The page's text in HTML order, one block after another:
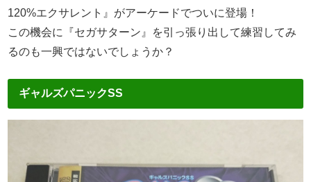
120%エクサレント』がアーケードでついに登場！
この機会に『セガサターン』を引っ張り出して練習してみ
るのも一興ではないでしょうか？
ギャルズパニックSS